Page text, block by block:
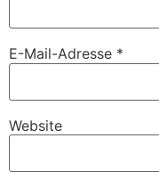
E-Mail-Adresse *
Website